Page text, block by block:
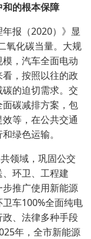
的根本保障
报（2020）》显
氧化碳当量。大规
，汽车全面电动
，按照以往的政
的迫切需求。交
碳减排方案，包
等，在公共交通
绿色运输。
领域，巩固公交
环卫、工程建
推广使用新能源
车100%全面纯电
、法律多种手段
年，全市新能源